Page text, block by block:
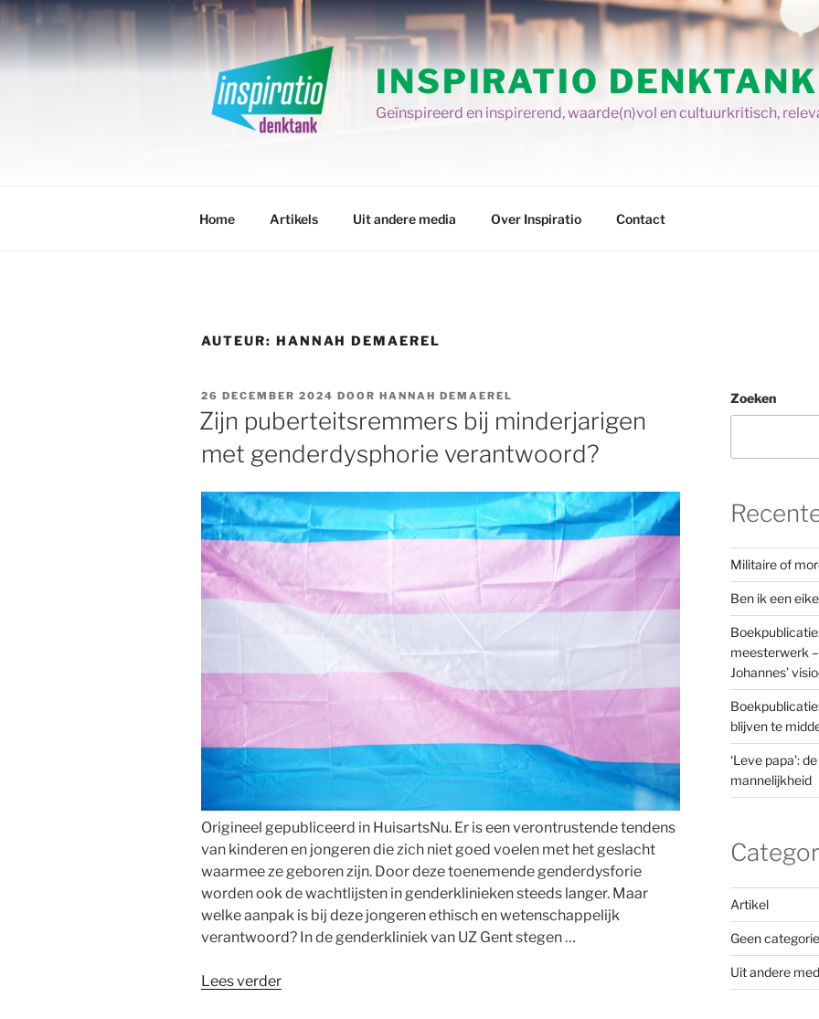
Spring
naar
de
INSPIRATIO DENKTANK
Geïnspireerd en inspirerend, waarde(n)vol en cultuurkritisch,
Home Artikels Uit andere media Over Inspiratio Contact
AUTEUR: HANNAH DEMAEREL
GEPLAATST
OP
26 DECEMBER 2024 DOOR HANNAH DEMAEREL
Zijn puberteitsremmers bij minderjarigen
met genderdysphorie verantwoord?
Origineel gepubliceerd in HuisartsNu. Er is een verontrustende tendens
van kinderen en jongeren die zich niet goed voelen met het geslacht
waarmee ze geboren zijn. Door deze toenemende genderdysforie
worden ook de wachtlijsten in genderklinieken steeds langer. Maar
welke aanpak is bij deze jongeren ethisch en wetenschappelijk
verantwoord? In de genderkliniek van UZ Gent stegen …
Lees verder“Zijn
Zoeken
Militaire of
Ben ik een
meesterwerk
Johannes’
blijven te
‘Leve papa’:
mannelijkheid
Artikel
Geen categorie
Uit andere